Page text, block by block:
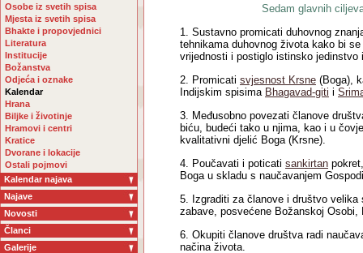
Osobe iz svetih spisa
Mjesta iz svetih spisa
Bhakte i propovjednici
Literatura
Institucije
Božanstva
Odjeća i oznake
Kalendar
Hrana
Biljke i životinje
Hramovi i centri
Kratice
Dvorane i lokacije
Ostali pojmovi
Kalendar najava
Najave
Novosti
Članci
Galerije
Sedam glavnih
1. Sustavno promicati duhovnog
tehnikama duhovnog života kako bi
vrijednosti i postiglo istinsko jedinstvo
2. Promicati svjesnost Krsne (Boga),
Indijskim spisima Bhagavad-giti i
3. Međusobno povezati članove
biću, budeći tako u njima, kao i u
kvalitativni djelić Boga (Krsne).
4. Poučavati i poticati sankirtan
Boga u skladu s naučavanjem
5. Izgraditi za članove i društvo
zabave, posvećene Božanskoj Osobi,
6. Okupiti članove društva radi
načina života.